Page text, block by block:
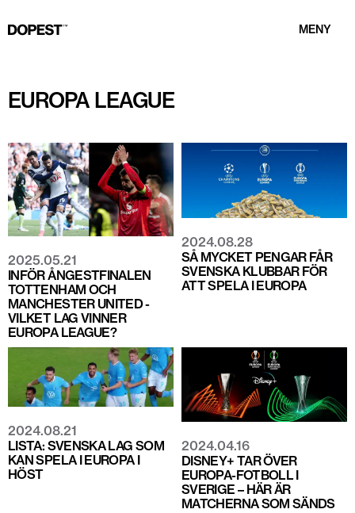
MENY
EUROPA LEAGUE
2025.05.21
INFÖR ÅNGESTFINALEN
TOTTENHAM OCH
MANCHESTER UNITED -
VILKET LAG VINNER
EUROPA LEAGUE?
2024.08.28
SÅ MYCKET PENGAR FÅR
SVENSKA KLUBBAR FÖR
ATT SPELA I EUROPA
2024.08.21
LISTA: SVENSKA LAG SOM
KAN SPELA I EUROPA I
HÖST
2024.04.16
DISNEY+ TAR ÖVER
EUROPA-FOTBOLL I
SVERIGE – HÄR ÄR
MATCHERNA SOM SÄNDS